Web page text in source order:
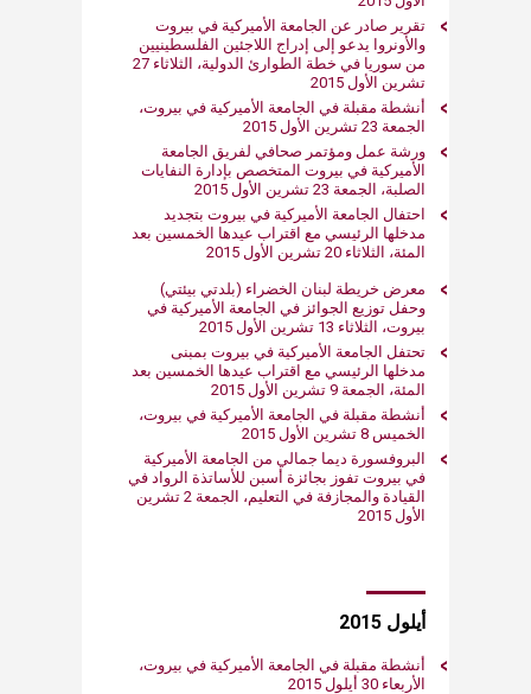
تقرير صادر عن الجامعة الأميركية في بيروت
والأونروا يدعو إلى إدراج اللاجئين الفلسطينيين
من سوريا في خطة الطوارئ الدولية، الثلاثاء 27
تشرين الأول 2015
أنشطة مقبلة في الجامعة الأميركية في بيروت،
الجمعة 23 تشرين الأول 2015
ورشة عمل ومؤتمر صحافي لفريق الجامعة
الأميركية في بيروت المتخصص بإدارة النفايات
الصلبة، الجمعة 23 تشرين الأول 2015
احتفال الجامعة الأميركية في بيروت بتجديد
مدخلها الرئيسي مع اقتراب عيدها الخمسين بعد
المئة، الثلاثاء 20 تشرين الأول 2015
معرض خريطة لبنان الخضراء (بلدتي بيئتي)
وحفل توزيع الجوائز في الجامعة الأميركية في
بيروت، الثلاثاء 13 تشرين الأول 2015
تحتفل الجامعة الأميركية في بيروت بمبنى
مدخلها الرئيسي مع اقتراب عيدها الخمسين بعد
المئة، الجمعة 9 تشرين الأول 2015
أنشطة مقبلة في الجامعة الأميركية في بيروت،
الخميس 8 تشرين الأول 2015
البروفسورة ديما جمالي من الجامعة الأميركية
في بيروت تفوز بجائزة أسبن للأساتذة الرواد في
القيادة والمجازفة في التعليم، الجمعة 2 تشرين
الأول 2015
أيلول 2015
أنشطة مقبلة في الجامعة الأميركية في بيروت،
الأربعاء 30 أيلول 2015